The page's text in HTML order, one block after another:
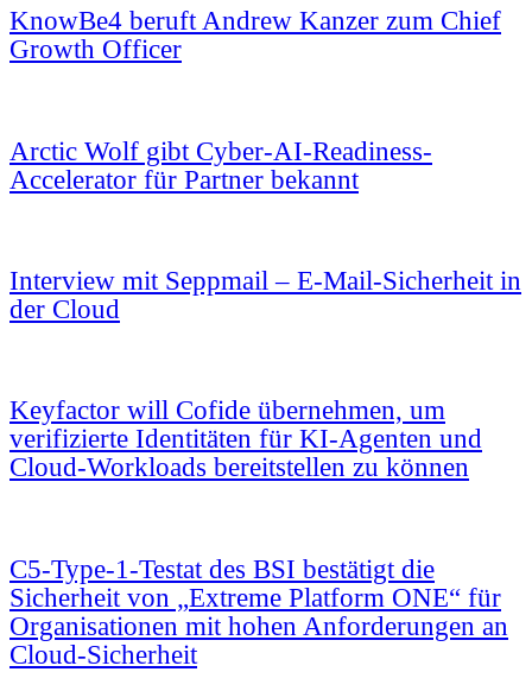
KnowBe4 beruft Andrew Kanzer zum Chief
Growth Officer
Arctic Wolf gibt Cyber-AI-Readiness-
Accelerator für Partner bekannt
Interview mit Seppmail – E-Mail-Sicherheit in
der Cloud
Keyfactor will Cofide übernehmen, um
verifizierte Identitäten für KI-Agenten und
Cloud-Workloads bereitstellen zu können
C5-Type-1-Testat des BSI bestätigt die
Sicherheit von „Extreme Platform ONE“ für
Organisationen mit hohen Anforderungen an
Cloud-Sicherheit